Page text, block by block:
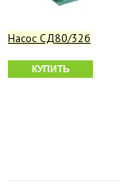
Насос СД80/32б
КУПИТЬ